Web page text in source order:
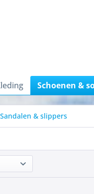
Schoenen &
Sandalen & slippers